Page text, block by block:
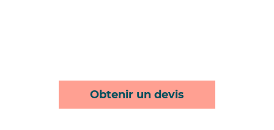
Obtenir un devis